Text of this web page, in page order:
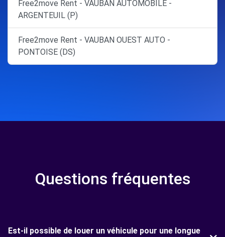
Free2move Rent - VAUBAN AUTOMOBILE -
ARGENTEUIL (P)
Free2move Rent - VAUBAN OUEST AUTO -
PONTOISE (DS)
Questions fréquentes
Est-il possible de louer un véhicule pour une longue